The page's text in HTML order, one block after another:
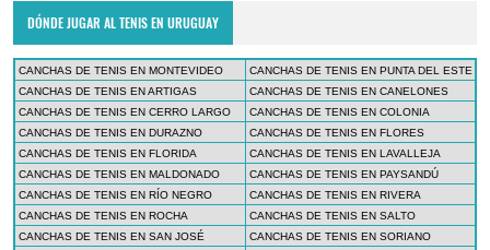
DÓNDE JUGAR AL TENIS EN URUGUAY
CANCHAS DE TENIS EN MONTEVIDEO
CANCHAS DE TENIS EN PUNTA DEL ESTE
CANCHAS DE TENIS EN ARTIGAS
CANCHAS DE TENIS EN CANELONES
CANCHAS DE TENIS EN CERRO LARGO
CANCHAS DE TENIS EN COLONIA
CANCHAS DE TENIS EN DURAZNO
CANCHAS DE TENIS EN FLORES
CANCHAS DE TENIS EN FLORIDA
CANCHAS DE TENIS EN LAVALLEJA
CANCHAS DE TENIS EN MALDONADO
CANCHAS DE TENIS EN PAYSANDÚ
CANCHAS DE TENIS EN RÍO NEGRO
CANCHAS DE TENIS EN RIVERA
CANCHAS DE TENIS EN ROCHA
CANCHAS DE TENIS EN SALTO
CANCHAS DE TENIS EN SAN JOSÉ
CANCHAS DE TENIS EN SORIANO